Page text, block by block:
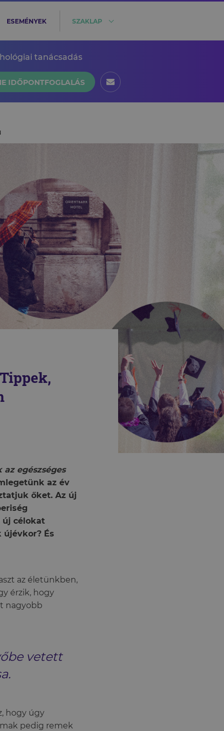
ESEMÉNYEK SZAKLAP
tanácsadás
IDŐPONTFOGLALÁS
egészséges
az év
őket. Az új
új célokat
És
az életünkben,
érzik, hogy
nagyobb
vetett
hogy úgy
pedig remek